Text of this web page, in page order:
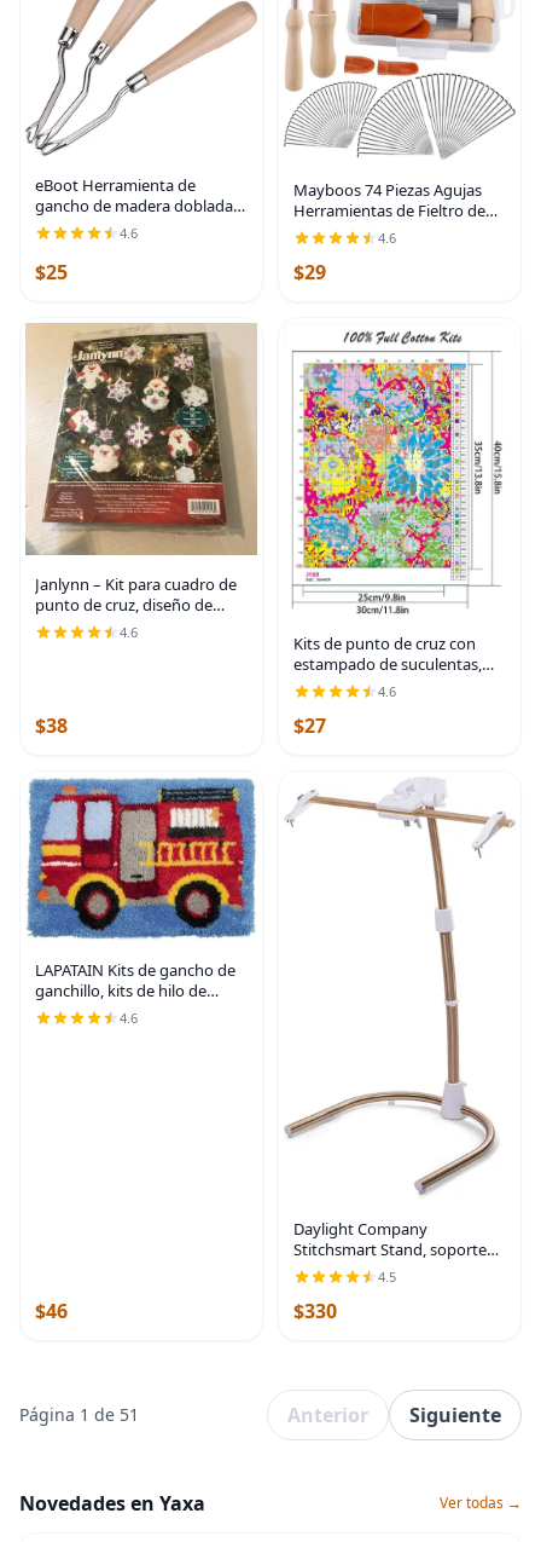
eBoot Herramienta de
gancho de madera doblada
de 6.5 pulgadas, juego de 3
4.6
$25
Mayboos 74 Piezas Agujas
Herramientas de Fieltro de
Lana Agujas de Fieltro
Suministros de Fieltro
Herramientas de Fieltro
4.6
$29
Janlynn – Kit para cuadro de
punto de cruz, diseño de
mujer
4.6
$38
Kits de punto de cruz con
estampado de suculentas,
kits de punto de cruz para
patrones de flores, kits de
4.6
$27
LAPATAIN Kits de gancho de
ganchillo, kits de hilo de
ganchillo, kit de alfombra de
camión de bomberos, kit de
4.6
$46
Daylight Company
Stitchsmart Stand, soporte
ajustable para aro de
bordado, soporte giratorio
para punto de cruz, soporte
4.5
$330
Página 1 de 51 Anterior Siguiente
Novedades en Yaxa Ver todas →